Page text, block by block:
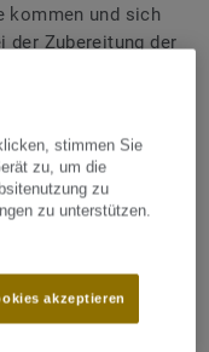
kommen und sich
der Zubereitung der
stimmen Sie
zu, um die
zu
zu unterstützen.
akzeptieren